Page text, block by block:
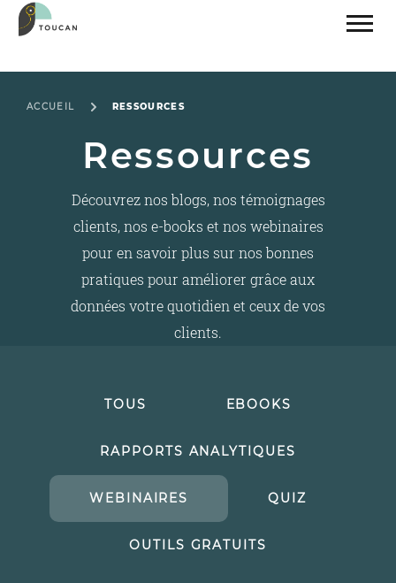
ACCUEIL RESSOURCES
Ressources
Découvrez nos blogs, nos témoignages
clients, nos e-books et nos webinaires
pour en savoir plus sur nos bonnes
pratiques pour améliorer grâce aux
données votre quotidien et ceux de vos
clients.
TOUS EBOOKS
RAPPORTS ANALYTIQUES
WEBINAIRES QUIZ
OUTILS GRATUITS